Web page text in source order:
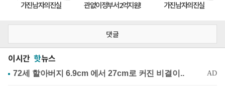
댓글
이시간 핫뉴스